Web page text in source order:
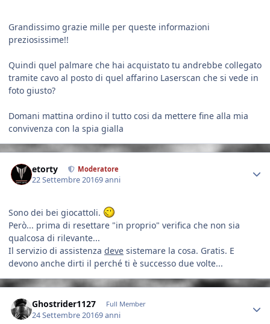
Grandissimo grazie mille per queste informazioni
preziosissime!!
Quindi quel palmare che hai acquistato tu andrebbe collegato
tramite cavo al posto di quel affarino Laserscan che si vede in
foto giusto?
Domani mattina ordino il tutto cosi da mettere fine alla mia
convivenza con la spia gialla
etorty Moderatore
22 Settembre 20169 anni
Sono dei bei giocattoli.
Però... prima di resettare "in proprio" verifica che non sia
qualcosa di rilevante...
Il servizio di assistenza deve sistemare la cosa. Gratis. E
devono anche dirti il perché ti è successo due volte...
Ghostrider1127 Full Member
24 Settembre 20169 anni